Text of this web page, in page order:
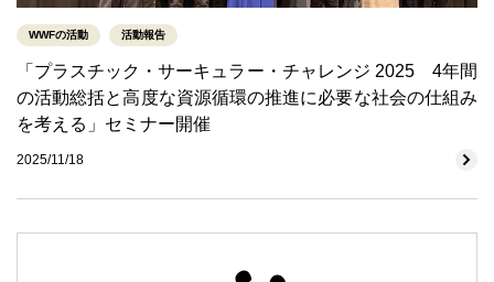
WWFの活動 活動報告
「プラスチック・サーキュラー・チャレンジ 2025 4年間
の活動総括と高度な資源循環の推進に必要な社会の仕組み
を考える」セミナー開催
2025/11/18